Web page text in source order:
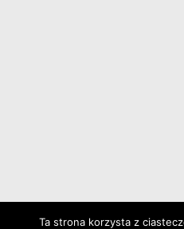
Ta strona korzysta z